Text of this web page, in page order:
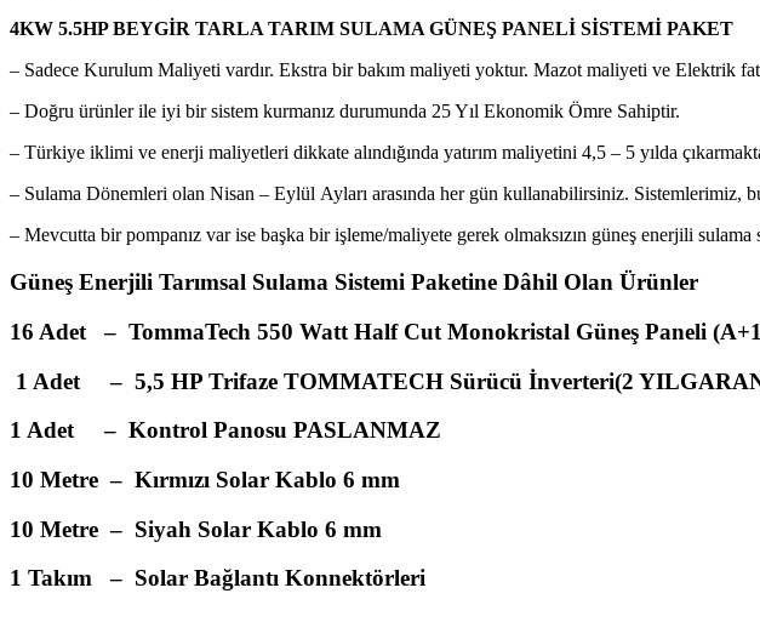
4KW 5.5HP BEYGİR TARLA TARIM SULAMA GÜNEŞ PANELİ SİSTEMİ PAKET
– Sadece Kurulum Maliyeti vardır. Ekstra bir bakım maliyeti yoktur. Mazot maliyeti ve Elektrik
– Doğru ürünler ile iyi bir sistem kurmanız durumunda 25 Yıl Ekonomik Ömre Sahiptir.
– Türkiye iklimi ve enerji maliyetleri dikkate alındığında yatırım maliyetini 4,5 – 5 yılda
– Sulama Dönemleri olan Nisan – Eylül Ayları arasında her gün kullanabilirsiniz. Sistemlerimiz,
– Mevcutta bir pompanız var ise başka bir işleme/maliyete gerek olmaksızın güneş enerjili
Güneş Enerjili Tarımsal Sulama Sistemi Paketine Dâhil Olan Ürünler
16 Adet – TommaTech 550 Watt Half Cut Monokristal Güneş Paneli
1 Adet – 5,5 HP Trifaze TOMMATECH Sürücü İnverteri(2
1 Adet – Kontrol Panosu PASLANMAZ
10 Metre – Kırmızı Solar Kablo 6 mm
10 Metre – Siyah Solar Kablo 6 mm
1 Takım – Solar Bağlantı Konnektörleri